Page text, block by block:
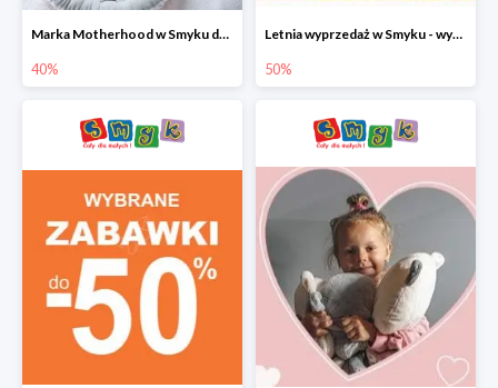
Marka Motherhood w Smyku do -40%
40%
Letnia wyprzedaż w Smyku - wybrane ubrania i buty do -50%
50%